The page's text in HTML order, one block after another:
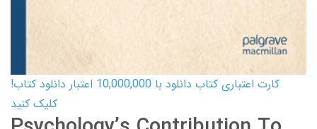
کارت اعتباری کتاب دانلود با 10,000,000 اعتبار دانلود کتاب!
کلیک کنید